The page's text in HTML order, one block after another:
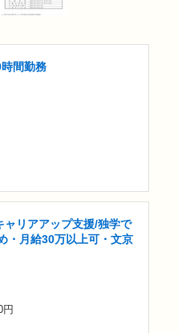
間勤務
リアアップ支援/独学で
・月給30万以上可・文京
円